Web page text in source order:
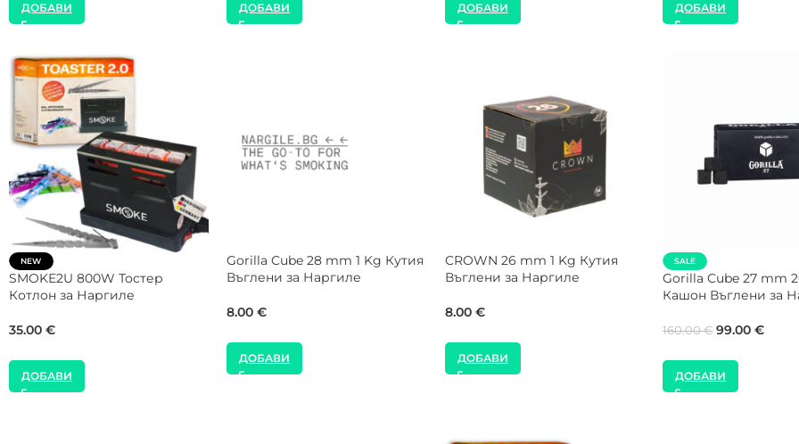
ДОБАВИ ДОБАВИ ДОБАВИ ДОБАВИ
NEW
FUMELO 26 mm 1 Kg Кутия
Въглени за Наргиле
8.00€
ДОБАВИ
SALE
Gorilla Cube 26 mm 20 Kg
ДОБАВИ
SALE
NEW
за Наргиле
40.00 35.00
SALE
NEW
COCOLOCO 26 mm
ДОБАВИ